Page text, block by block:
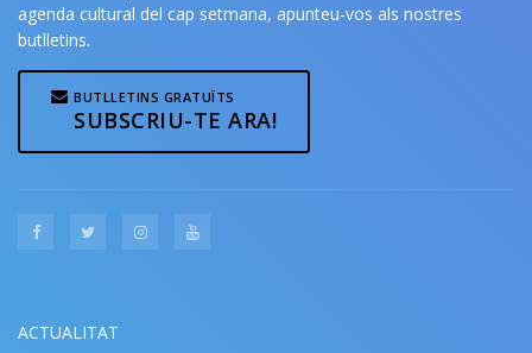
agenda cultural del cap setmana, apunteu-vos als nostres
butlletins.
BUTLLETINS GRATUÏTS
SUBSCRIU-TE ARA!
ACTUALITAT